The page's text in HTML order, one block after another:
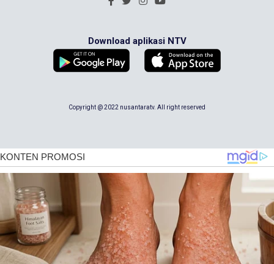
Download aplikasi NTV
Copyright @ 2022 nusantaratv. All right reserved